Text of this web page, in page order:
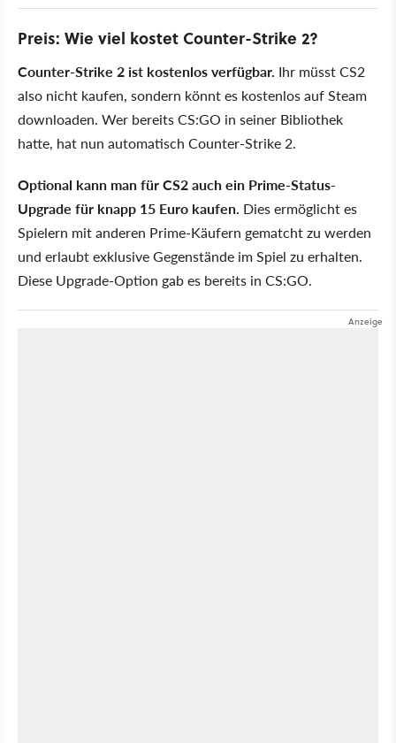
Preis: Wie viel kostet Counter-Strike 2?
Counter-Strike 2 ist kostenlos verfügbar. Ihr müsst CS2
also nicht kaufen, sondern könnt es kostenlos auf Steam
downloaden. Wer bereits CS:GO in seiner Bibliothek
hatte, hat nun automatisch Counter-Strike 2.
Optional kann man für CS2 auch ein Prime-Status-
Upgrade für knapp 15 Euro kaufen. Dies ermöglicht es
Spielern mit anderen Prime-Käufern gematcht zu werden
und erlaubt exklusive Gegenstände im Spiel zu erhalten.
Diese Upgrade-Option gab es bereits in CS:GO.